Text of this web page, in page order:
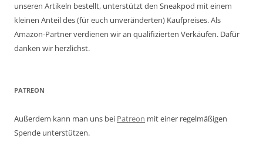
unseren Artikeln bestellt, unterstützt den Sneakpod mit einem
kleinen Anteil des (für euch unveränderten) Kaufpreises. Als
Amazon-Partner verdienen wir an qualifizierten Verkäufen. Dafür
danken wir herzlichst.
PATREON
Außerdem kann man uns bei Patreon mit einer regelmäßigen
Spende unterstützen.